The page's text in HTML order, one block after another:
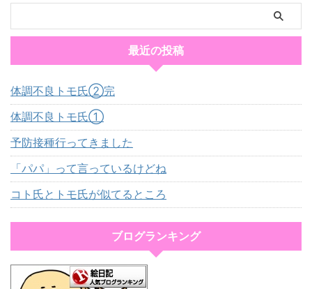
最近の投稿
体調不良トモ氏②完
体調不良トモ氏①
予防接種行ってきました
「パパ」って言っているけどね
コト氏とトモ氏が似てるところ
ブログランキング